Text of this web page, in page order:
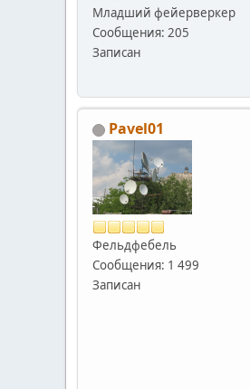
Младший фейерверкер
Сообщения: 205
Записан
Pavel01
Фельдфебель
Сообщения: 1 499
Записан